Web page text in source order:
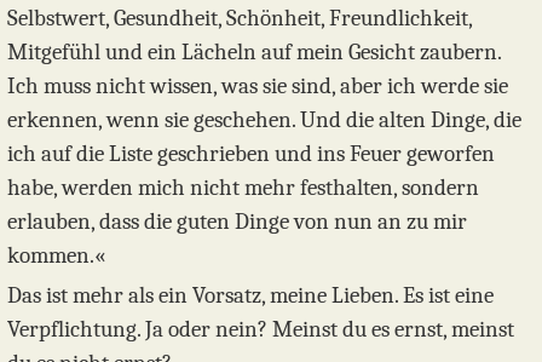
Selbstwert, Gesundheit, Schönheit, Freundlichkeit,
Mitgefühl und ein Lächeln auf mein Gesicht zaubern.
Ich muss nicht wissen, was sie sind, aber ich werde sie
erkennen, wenn sie geschehen. Und die alten Dinge, die
ich auf die Liste geschrieben und ins Feuer geworfen
habe, werden mich nicht mehr festhalten, sondern
erlauben, dass die guten Dinge von nun an zu mir
kommen.«
Das ist mehr als ein Vorsatz, meine Lieben. Es ist eine
Verpflichtung. Ja oder nein? Meinst du es ernst, meinst